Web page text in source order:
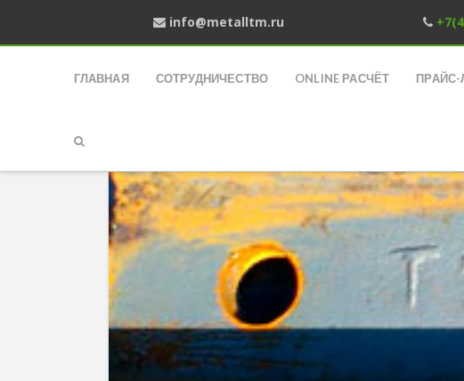
info@metalltm.ru
ГЛАВНАЯ СОТРУДНИЧЕСТВО ONLINE РАСЧЁТ ПРАЙС-